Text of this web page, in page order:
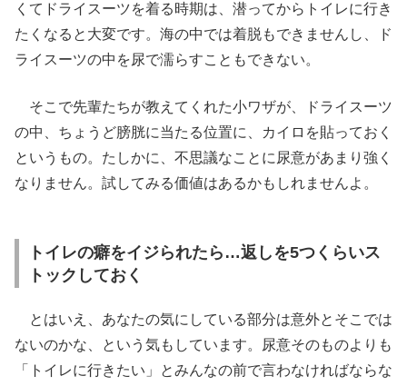
くてドライスーツを着る時期は、潜ってからトイレに行き
たくなると大変です。海の中では着脱もできませんし、ド
ライスーツの中を尿で濡らすこともできない。
そこで先輩たちが教えてくれた小ワザが、ドライスーツ
の中、ちょうど膀胱に当たる位置に、カイロを貼っておく
というもの。たしかに、不思議なことに尿意があまり強く
なりません。試してみる価値はあるかもしれませんよ。
トイレの癖をイジられたら…返しを5つくらいス
トックしておく
とはいえ、あなたの気にしている部分は意外とそこでは
ないのかな、という気もしています。尿意そのものよりも
「トイレに行きたい」とみんなの前で言わなければならな